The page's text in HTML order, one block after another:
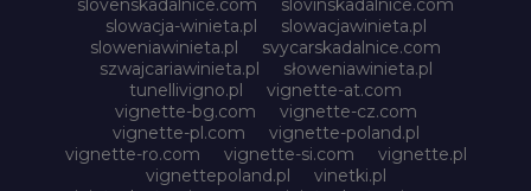
slovenskadalnice.com
slovinskadalnice.com
slowacja-winieta.pl
slowacjawinieta.pl
sloweniawinieta.pl
svycarskadalnice.com
szwajcariawinieta.pl
słoweniawinieta.pl
tunellivigno.pl
vignette-at.com
vignette-bg.com
vignette-cz.com
vignette-pl.com
vignette-poland.pl
vignette-ro.com
vignette-si.com
vignette.pl
vignettepoland.pl
vinetki.pl